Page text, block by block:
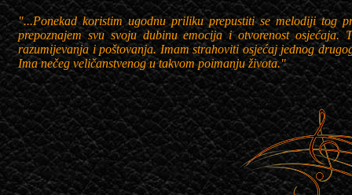
"...Ponekad koristim ugodnu priliku prepustiti se melodiji tog
prepoznajem svu svoju dubinu emocija i otvorenost
razumijevanja i poštovanja. Imam strahoviti osjećaj jednog
Ima nečeg veličanstvenog u takvom poimanju života."